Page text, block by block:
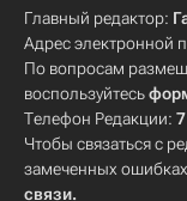
Главный редактор:
Адрес электронной
По вопросам
воспользуйтесь
Телефон Редакции:
Чтобы связаться с
замеченных
связи.